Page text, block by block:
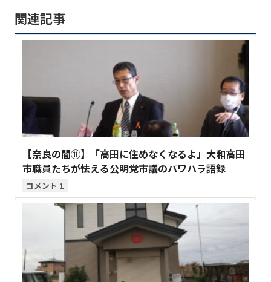
関連記事
【奈良の闇⑪】「高田に住めなくなるよ」大和高田
市職員たちが怯える公明党市議のパワハラ語録
1